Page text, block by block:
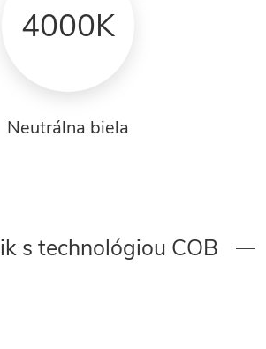
4000K
Neutrálna biela
s technológiou COB